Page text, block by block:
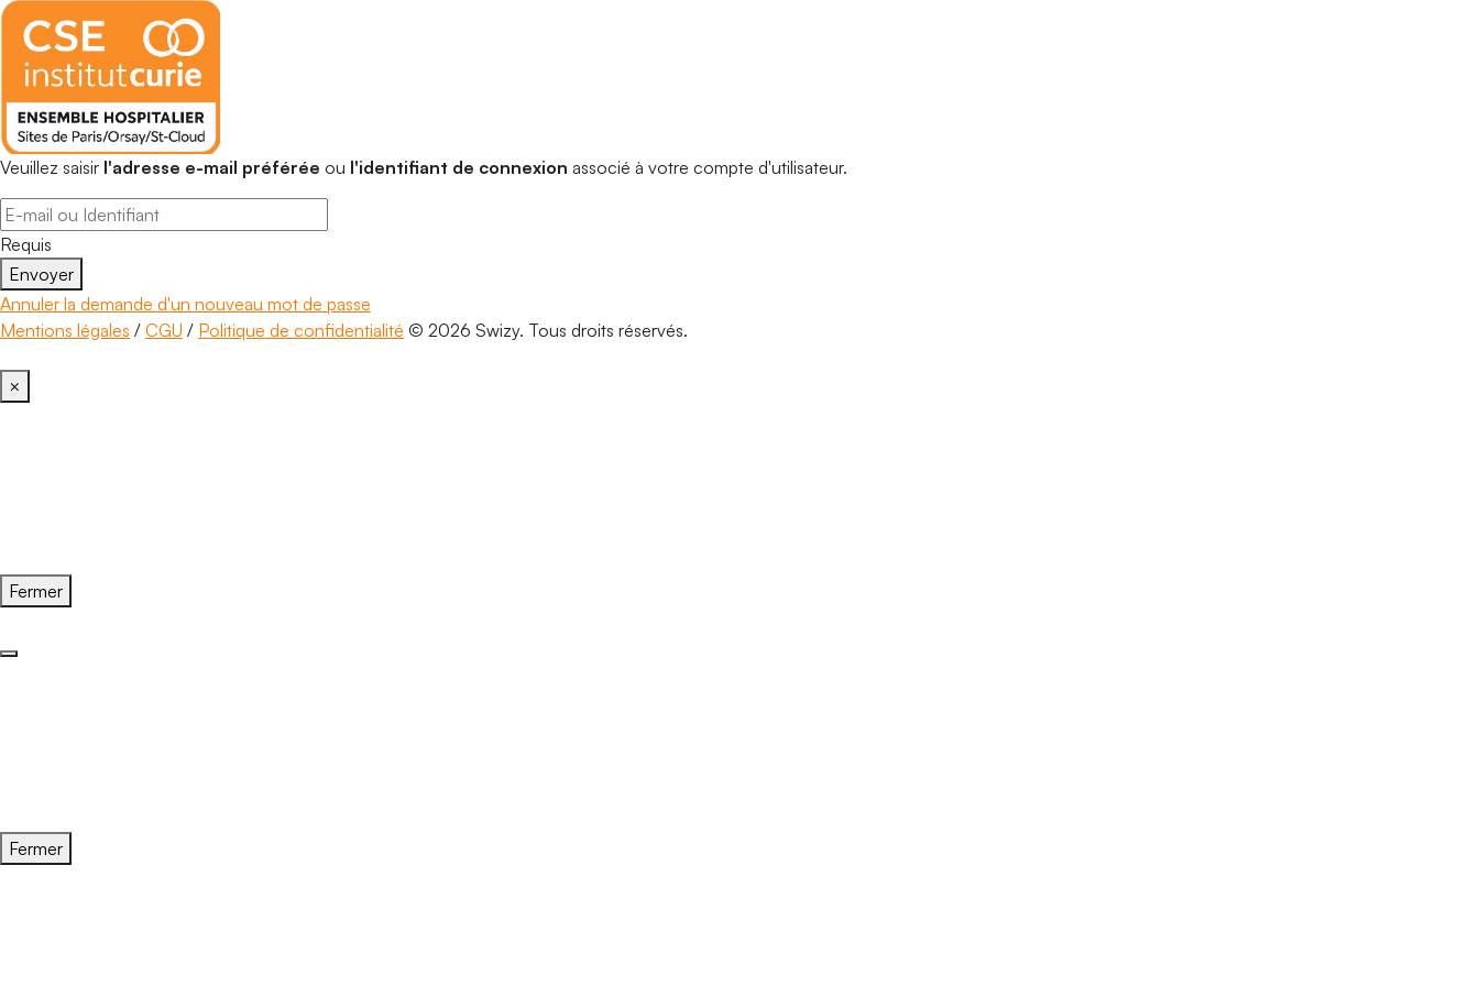
Veuillez saisir l'adresse e-mail préférée ou l'identifiant de connexion associé à votre compte d'utilisateur.
Requis
Envoyer
Annuler la demande d'un nouveau mot de passe
Mentions légales / CGU / Politique de confidentialité © 2026 Swizy. Tous droits réservés.
×
Fermer
Fermer